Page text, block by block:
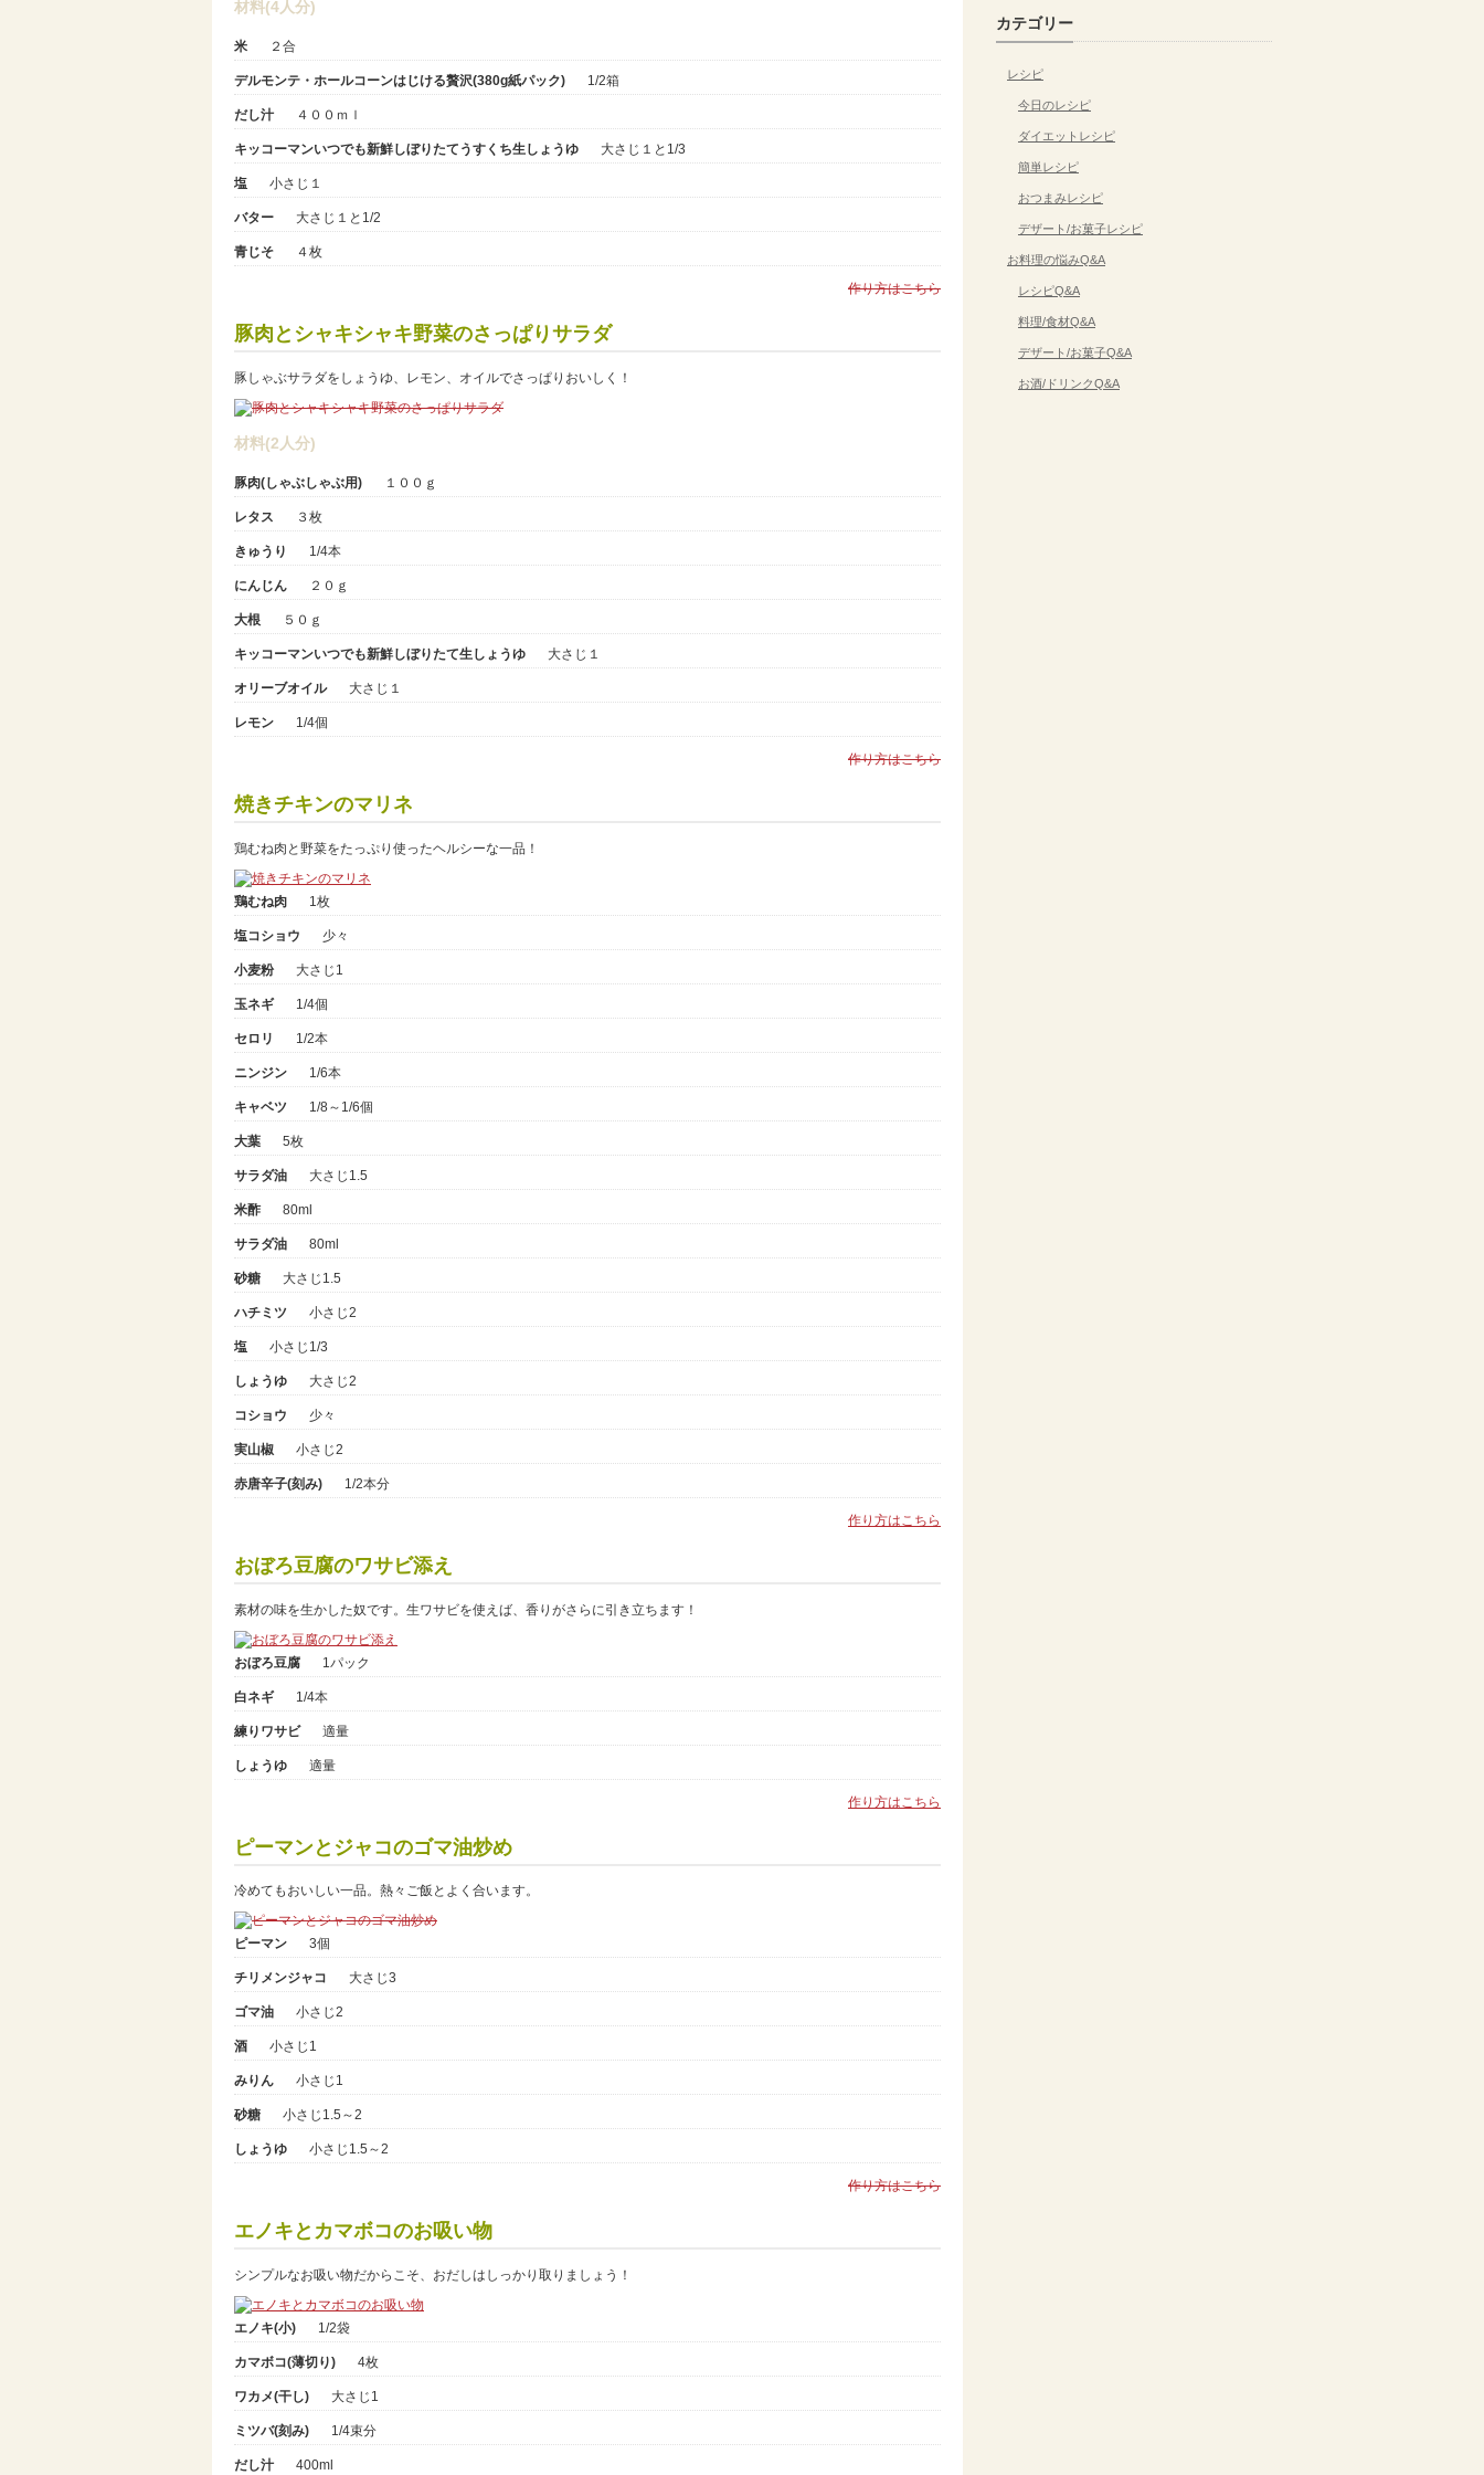
材料(4人分)
米 ２合
デルモンテ・ホールコーンはじける贅沢(380g紙パック) 1/2箱
だし汁 ４００ｍｌ
キッコーマンいつでも新鮮しぼりたてうすくち生しょうゆ 大さじ１と1/3
塩 小さじ１
バター 大さじ１と1/2
青じそ ４枚
作り方はこちら
豚肉とシャキシャキ野菜のさっぱりサラダ
豚しゃぶサラダをしょうゆ、レモン、オイルでさっぱりおいしく！
材料(2人分)
豚肉(しゃぶしゃぶ用) １００ｇ
レタス ３枚
きゅうり 1/4本
にんじん ２０ｇ
大根 ５０ｇ
キッコーマンいつでも新鮮しぼりたて生しょうゆ 大さじ１
オリーブオイル 大さじ１
レモン 1/4個
作り方はこちら
焼きチキンのマリネ
鶏むね肉と野菜をたっぷり使ったヘルシーな一品！
鶏むね肉 1枚
塩コショウ 少々
小麦粉 大さじ1
玉ネギ 1/4個
セロリ 1/2本
ニンジン 1/6本
キャベツ 1/8～1/6個
大葉 5枚
サラダ油 大さじ1.5
米酢 80ml
サラダ油 80ml
砂糖 大さじ1.5
ハチミツ 小さじ2
塩 小さじ1/3
しょうゆ 大さじ2
コショウ 少々
実山椒 小さじ2
赤唐辛子(刻み) 1/2本分
作り方はこちら
おぼろ豆腐のワサビ添え
素材の味を生かした奴です。生ワサビを使えば、香りがさらに引き立ちます！
おぼろ豆腐 1パック
白ネギ 1/4本
練りワサビ 適量
しょうゆ 適量
作り方はこちら
ピーマンとジャコのゴマ油炒め
冷めてもおいしい一品。熱々ご飯とよく合います。
ピーマン 3個
チリメンジャコ 大さじ3
ゴマ油 小さじ2
酒 小さじ1
みりん 小さじ1
砂糖 小さじ1.5～2
しょうゆ 小さじ1.5～2
作り方はこちら
エノキとカマボコのお吸い物
シンプルなお吸い物だからこそ、おだしはしっかり取りましょう！
エノキ(小) 1/2袋
カマボコ(薄切り) 4枚
ワカメ(干し) 大さじ1
ミツバ(刻み) 1/4束分
だし汁 400ml
カテゴリー
レシピ
今日のレシピ
ダイエットレシピ
簡単レシピ
おつまみレシピ
デザート/お菓子レシピ
お料理の悩みQ&A
レシピQ&A
料理/食材Q&A
デザート/お菓子Q&A
お酒/ドリンクQ&A